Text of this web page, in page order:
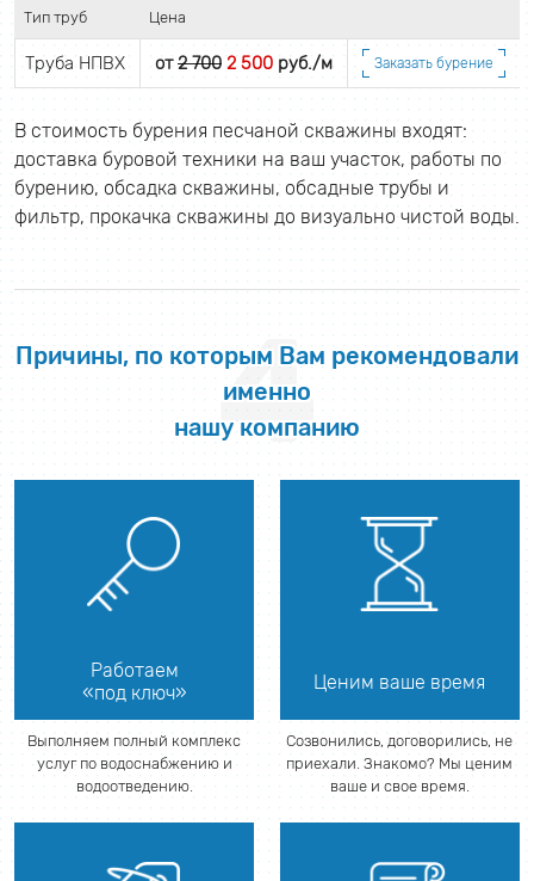
Тип труб Цена
Труба НПВХ от2 700 2 500 руб./м Заказать бурение
В стоимость бурения песчаной скважины входят:
доставка буровой техники на ваш участок, работы по
бурению, обсадка скважины, обсадные трубы и
фильтр, прокачка скважины до визуально чистой воды.
Причины, по которым Вам рекомендовали
именно
нашу компанию
4
Работаем
«под ключ»
Выполняем полный комплекс
услуг по водоснабжению и
водоотведению.
Ценим ваше время
Созвонились, договорились, не
приехали. Знакомо? Мы ценим
ваше и свое время.